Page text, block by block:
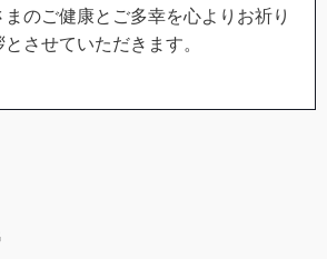
のご健康とご多幸を心よりお祈り
させていただきます。